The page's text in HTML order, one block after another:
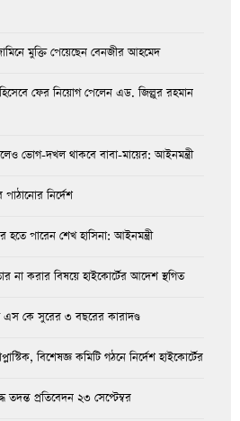
মুক্তি পেয়েছেন বেনজীর আহমেদ
হিসেবে ফের নিয়োগ পেলেন এড. জিল্লুর রহমান
ভোগ-দখল থাকবে বাবা-মায়ের: আইনমন্ত্রী
পাঠানোর নির্দেশ
হতে পারেন শেখ হাসিনা: আইনমন্ত্রী
না করার বিষয়ে হাইকোর্টের আদেশ স্থগিত
এস কে সুরের ৩ বছরের কারাদণ্ড
বিশেষজ্ঞ কমিটি গঠনে নির্দেশ হাইকোর্টের
প্রতিবেদন ২৩ সেপ্টেম্বর